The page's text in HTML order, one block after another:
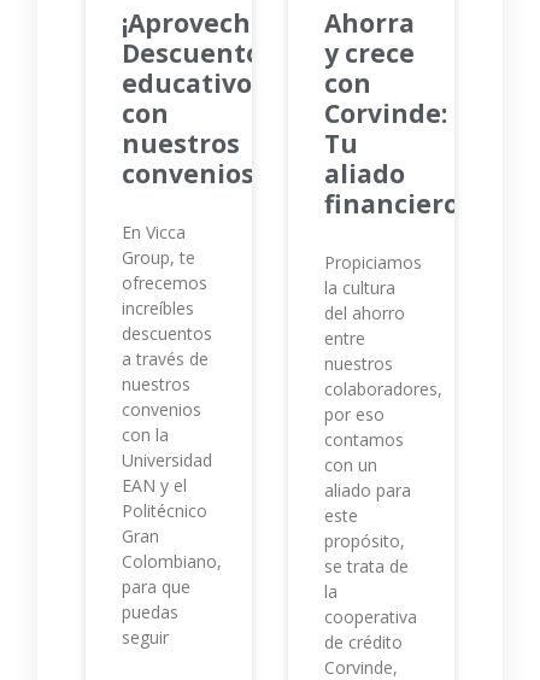
¡Aprovecha!
Descuentos
educativos
con
nuestros
convenios
En Vicca
Group, te
ofrecemos
increíbles
descuentos
a través de
nuestros
convenios
con la
Universidad
EAN y el
Politécnico
Gran
Colombiano,
para que
puedas
seguir
Ahorra
y crece
con
Corvinde:
Tu
aliado
financiero
Propiciamos
la cultura
del ahorro
entre
nuestros
colaboradores,
por eso
contamos
con un
aliado para
este
propósito,
se trata de
la
cooperativa
de crédito
Corvinde,